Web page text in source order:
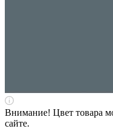
Внимание! Цвет товара
сайте.